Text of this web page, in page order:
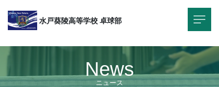
水戸葵陵高等学校 卓球部
ニュース
News